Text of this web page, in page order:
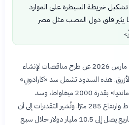
تشكيل خريطة السيطرة على الموارد
يثير قلق دول المصب مثل مصر
أعلنت الحكومة الإثيوبية خلال مارس 2026 عن طرح مناقصات لإنشاء
هذه السدود تشمل سد «كارادوبي»
بقدرة 1600 ميغاواط، وسد «مانديا» بقدرة 2000 ميغاواط، وسد
«بيكوأبو» بقدرة 2100 ميغاواط وارتفاع 285 مترًا. وتُشير التقديرات إلى أن
إجمالي الاستثمارات لهذه المشاريع يصل إلى 10.5 مليار دولار خلال سبع